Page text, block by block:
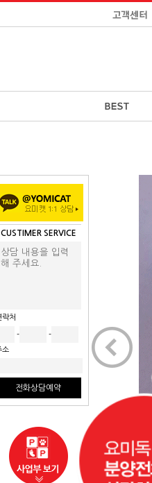
CUSTIMER SERVICE
락처
-
-
소
전화상담예약
사업부보기